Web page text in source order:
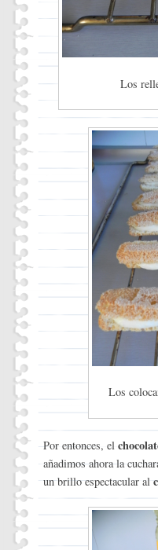
Los
Los
Por entonces, el
añadimos ahora la
un brillo espectacular al